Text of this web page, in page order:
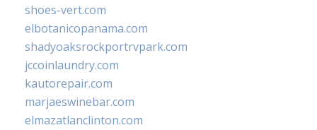
shoes-vert.com
elbotanicopanama.com
shadyoaksrockportrvpark.com
jccoinlaundry.com
kautorepair.com
marjaeswinebar.com
elmazatlanclinton.com